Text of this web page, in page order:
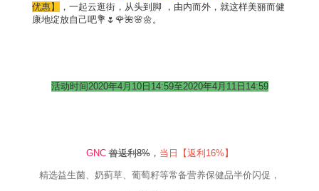
优惠】
，一起云逛街，从头到脚
，由内而外，就这样美丽而健
康地绽放自己吧💐🌷🌹🌺🌸🌼。
活动时间2020年4月10日14:59至2020年4月11日14:59
GNC 曾返利8%， 当日【返利16% 】
精选益生菌、奶蓟草、葡萄籽等常备营养保健品半价闪促，